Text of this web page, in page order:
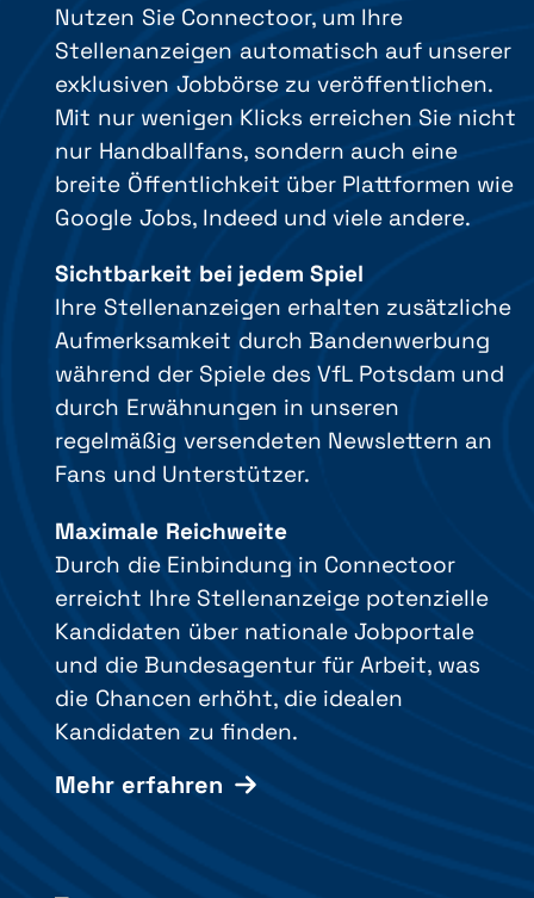
Nutzen Sie Connectoor, um Ihre
Stellenanzeigen automatisch auf unserer
exklusiven Jobbörse zu veröffentlichen.
Mit nur wenigen Klicks erreichen Sie nicht
nur Handballfans, sondern auch eine
breite Öffentlichkeit über Plattformen wie
Google Jobs, Indeed und viele andere.
Sichtbarkeit bei jedem Spiel
Ihre Stellenanzeigen erhalten zusätzliche
Aufmerksamkeit durch Bandenwerbung
während der Spiele des VfL Potsdam und
durch Erwähnungen in unseren
regelmäßig versendeten Newslettern an
Fans und Unterstützer.
Maximale Reichweite
Durch die Einbindung in Connectoor
erreicht Ihre Stellenanzeige potenzielle
Kandidaten über nationale Jobportale
und die Bundesagentur für Arbeit, was
die Chancen erhöht, die idealen
Kandidaten zu finden.
Mehr erfahren